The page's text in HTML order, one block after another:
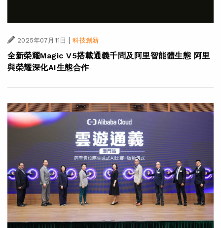
2025年07月11日 | 科技創新
全新榮耀Magic V5搭載通義千問及阿里智能體生態 阿里
與榮耀深化AI生態合作